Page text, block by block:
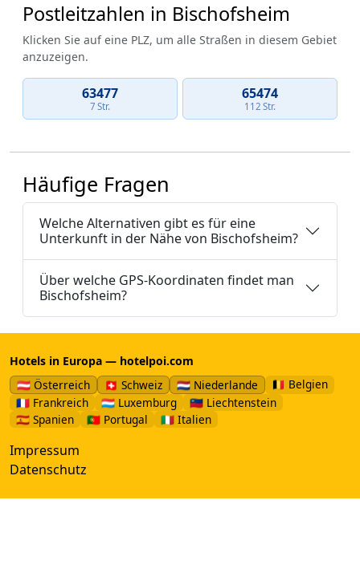
Postleitzahlen in Bischofsheim
Klicken Sie auf eine PLZ, um alle Straßen in diesem Gebiet
anzuzeigen.
63477
7 Str.
65474
112 Str.
Häufige Fragen
Welche Alternativen gibt es für eine
Unterkunft in der Nähe von Bischofsheim?
Über welche GPS-Koordinaten findet man
Bischofsheim?
Hotels in Europa — hotelpoi.com
🇦🇹 Österreich
🇨🇭 Schweiz 🇳🇱 Niederlande
🇧🇪 Belgien
🇫🇷 Frankreich
🇱🇺 Luxemburg
🇱🇮 Liechtenstein
🇪🇸 Spanien
🇵🇹 Portugal 🇮🇹 Italien
Impressum
Datenschutz